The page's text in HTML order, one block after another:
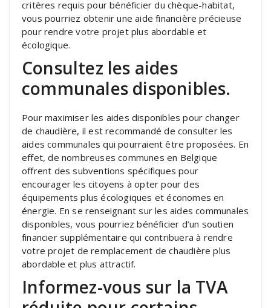
critères requis pour bénéficier du chèque-habitat,
vous pourriez obtenir une aide financière précieuse
pour rendre votre projet plus abordable et
écologique.
Consultez les aides
communales disponibles.
Pour maximiser les aides disponibles pour changer
de chaudière, il est recommandé de consulter les
aides communales qui pourraient être proposées. En
effet, de nombreuses communes en Belgique
offrent des subventions spécifiques pour
encourager les citoyens à opter pour des
équipements plus écologiques et économes en
énergie. En se renseignant sur les aides communales
disponibles, vous pourriez bénéficier d’un soutien
financier supplémentaire qui contribuera à rendre
votre projet de remplacement de chaudière plus
abordable et plus attractif.
Informez-vous sur la TVA